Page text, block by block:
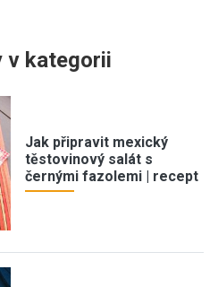
v kategorii
Jak připravit mexický
těstovinový salát s
černými fazolemi | recept